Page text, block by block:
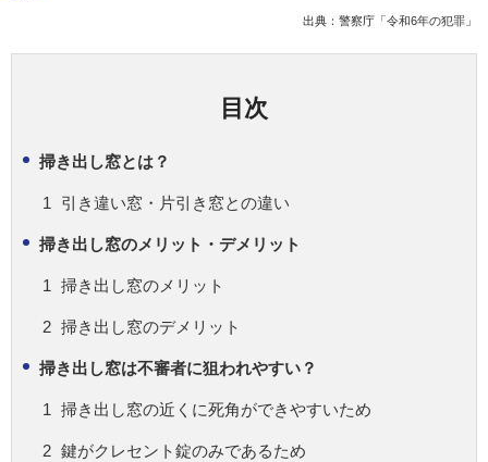
出典：警察庁「 令和6年の犯罪 」
目次
掃き出し窓とは？
引き違い窓・片引き窓との違い
掃き出し窓のメリット・デメリット
掃き出し窓のメリット
掃き出し窓のデメリット
掃き出し窓は不審者に狙われやすい？
掃き出し窓の近くに死角ができやすいため
鍵がクレセント錠のみであるため